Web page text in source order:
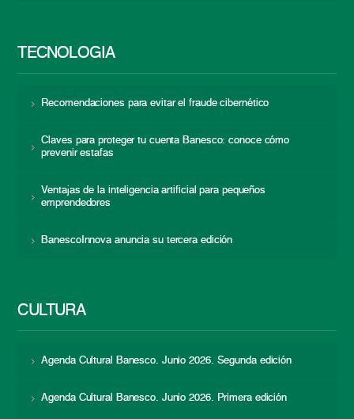
TECNOLOGÍA
Recomendaciones para evitar el fraude cibernético
Claves para proteger tu cuenta Banesco: conoce cómo
prevenir estafas
Ventajas de la inteligencia artificial para pequeños
emprendedores
BanescoInnova anuncia su tercera edición
CULTURA
Agenda Cultural Banesco. Junio 2026. Segunda edición
Agenda Cultural Banesco. Junio 2026. Primera edición